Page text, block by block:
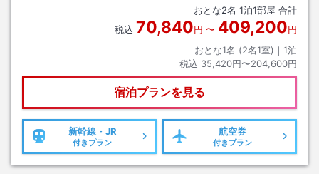
おとな2名 1泊1部屋 合計
税込 70,840円 〜 409,200円
おとな1名 (2名1室)｜ 1泊
税込 35,420円〜204,600円
宿泊プランを見る
新幹線・JR
付きプラン
航空券
付きプラン